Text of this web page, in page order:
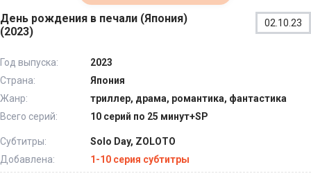
День рождения в печали (Япония)
(2023)
02.10.23
Год выпуска:
2023
Страна:
Япония
Жанр:
триллер, драма, романтика, фантастика
Всего серий:
10 серий по 25 минут+SP
Субтитры:
Solo Day, ZOLOTO
Добавлена:
1-10 серия субтитры